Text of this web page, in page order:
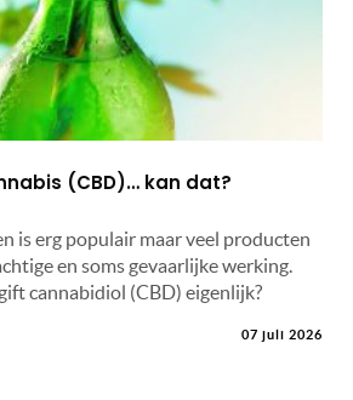
(CBD)… kan dat?
is erg populair maar veel producten
en soms gevaarlijke werking.
cannabidiol (CBD) eigenlijk?
07 juli 2026